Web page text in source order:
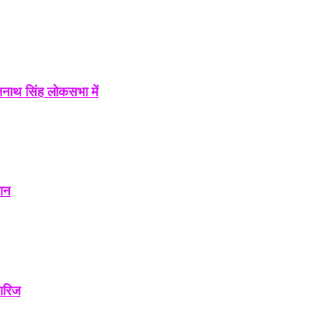
सिंह लोकसभा में